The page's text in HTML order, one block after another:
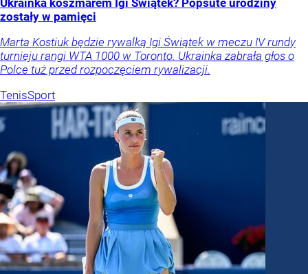
zostały w pamięci
Marta Kostiuk będzie rywalką Igi Świątek w meczu IV rundy
turnieju rangi WTA 1000 w Toronto. Ukrainka zabrała głos o
Polce tuż przed rozpoczęciem rywalizacji.
TenisSport